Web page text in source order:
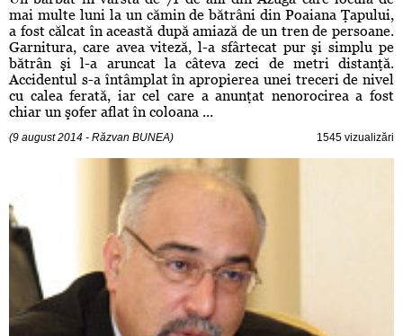
mai multe luni la un cămin de bătrâni din Poaiana Ţapului,
a fost călcat în această după amiază de un tren de persoane.
Garnitura, care avea viteză, l-a sfârtecat pur şi simplu pe
bătrân şi l-a aruncat la câteva zeci de metri distanţă.
Accidentul s-a întâmplat în apropierea unei treceri de nivel
cu calea ferată, iar cel care a anunţat nenorocirea a fost
chiar un şofer aflat în coloana ...
(9 august 2014 - Răzvan BUNEA) 1545 vizualizări